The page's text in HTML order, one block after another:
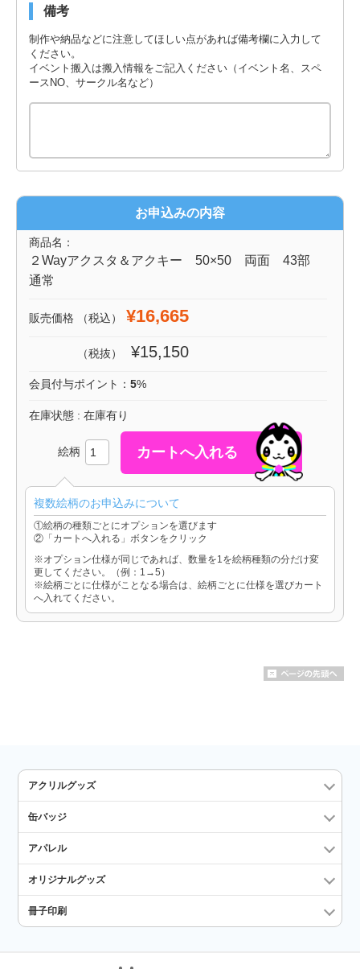
備考
制作や納品などに注意してほしい点があれば備考欄に入力して
ください。
イベント搬入は搬入情報をご記入ください（イベント名、スペ
ースNO、サークル名など）
お申込みの内容
商品名：
２Wayアクスタ＆アクキー 50×50 両面 43部
通常
販売価格 （税込） ¥16,665
（税抜） ¥15,150
会員付与ポイント： 5%
在庫状態 : 在庫有り
絵柄
複数絵柄のお申込みについて
①絵柄の種類ごとにオプションを選びます
②「カートへ入れる」ボタンをクリック
※オプション仕様が同じであれば、数量を1を絵柄種類の分だけ変
更してください。（例：1→5）
※絵柄ごとに仕様がことなる場合は、絵柄ごとに仕様を選びカート
へ入れてください。
アクリルグッズ
缶バッジ
アパレル
オリジナルグッズ
冊子印刷